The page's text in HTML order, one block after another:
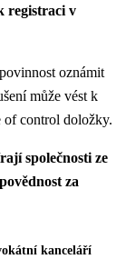
registraci v
oznámit
může vést k
of control doložky.
společnosti ze
za
kanceláří